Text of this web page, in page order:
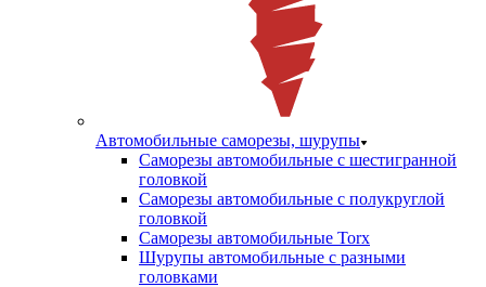
Автомобильные саморезы, шурупы
Саморезы автомобильные с шестигранной
головкой
Саморезы автомобильные с полукруглой
головкой
Саморезы автомобильные Torx
Шурупы автомобильные с разными
головками